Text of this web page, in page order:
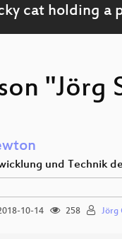
"Jörg
und Technik
10-14 258 Jörg